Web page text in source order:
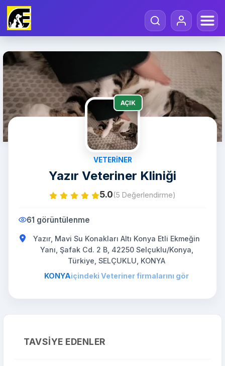
AÇIK
VETERINER
Yazır Veteriner Kliniği
5.0(5 Değerlendirme)
61 görüntülenme
Yazır, Mavi Su Konakları Altı Konya Etli Ekmeğin
Yanı, Şafak Cd. 2 B, 42250 Selçuklu/Konya,
Türkiye, SELÇUKLU, KONYA
KONYAiçindeki Veteriner firmalarını gör
TAVSIYE EDENLER